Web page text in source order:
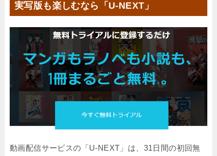
実写版も楽しむなら「U-NEXT」
動画配信サービスの「U-NEXT」は、31日間の初回無